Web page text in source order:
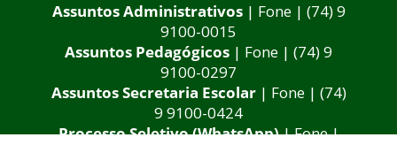
Assuntos Administrativos | Fone | (74) 9
9100-0015
Assuntos Pedagógicos | Fone | (74) 9
9100-0297
Assuntos Secretaria Escolar| Fone | (74)
9 9100-0424
Processo Seletivo (WhatsApp)| Fone |